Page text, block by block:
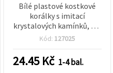
Bílé plastové kostkové
korálky s imitací
krystalových kamínků, 7,5
mm, průvlek 1,5 mm – 20
Kód: 127025
24.45 Kč 1-4 bal.